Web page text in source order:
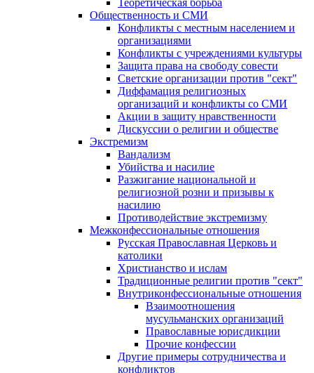
Теоретическая борьба
Общественность и СМИ
Конфликты с местным населением и
организациями
Конфликты с учреждениями культуры
Защита права на свободу совести
Светские организации против "сект"
Диффамация религиозных
организаций и конфликты со СМИ
Акции в защиту нравственности
Дискуссии о религии и обществе
Экстремизм
Вандализм
Убийства и насилие
Разжигание национальной и
религиозной розни и призывы к
насилию
Противодействие экстремизму
Межконфессиональные отношения
Русская Православная Церковь и
католики
Христианство и ислам
Традиционные религии против "сект"
Внутриконфессиональные отношения
Взаимоотношения
мусульманских организаций
Православные юрисдикции
Прочие конфессии
Другие примеры сотрудничества и
конфликтов